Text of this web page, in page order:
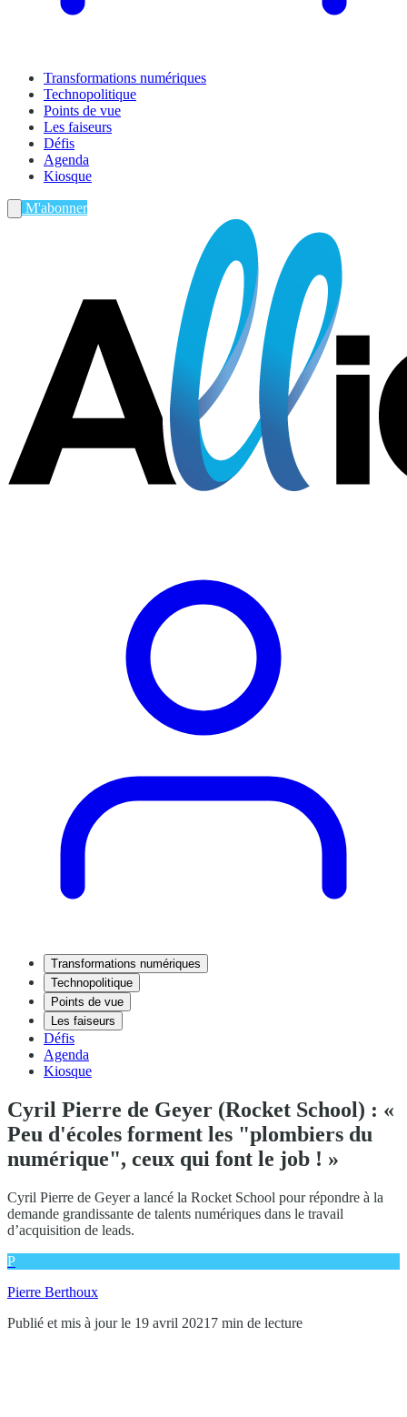
Transformations numériques
Technopolitique
Points de vue
Les faiseurs
Défis
Agenda
Kiosque
M'abonner
Transformations numériques
Technopolitique
Points de vue
Les faiseurs
Défis
Agenda
Kiosque
Cyril Pierre de Geyer (Rocket School) : «
Peu d'écoles forment les "plombiers du
numérique", ceux qui font le job ! »
Cyril Pierre de Geyer a lancé la Rocket School pour répondre à la
demande grandissante de talents numériques dans le travail
d’acquisition de leads.
P
Pierre Berthoux
Publié et mis à jour le 19 avril 2021 7 min de lecture